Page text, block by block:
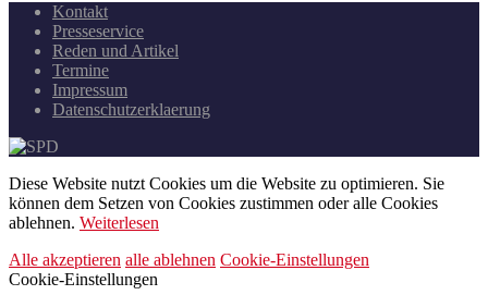
Kontakt
Presseservice
Reden und Artikel
Termine
Impressum
Datenschutzerklaerung
Diese Website nutzt Cookies um die Website zu optimieren. Sie
können dem Setzen von Cookies zustimmen oder alle Cookies
ablehnen. Weiterlesen
Alle akzeptieren alle ablehnen Cookie-Einstellungen
Cookie-Einstellungen